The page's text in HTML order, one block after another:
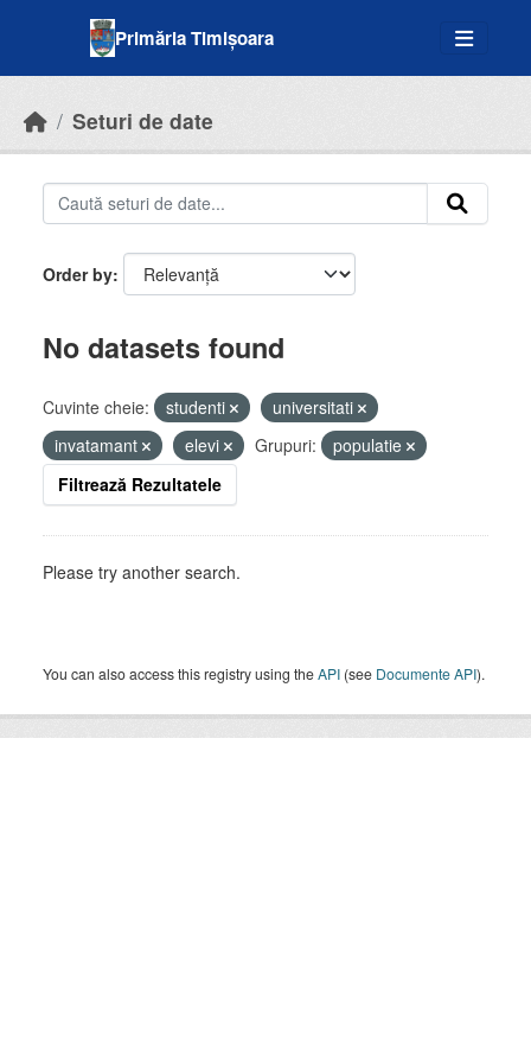
Primăria Timișoara
Seturi de date
Order by
No datasets found
Cuvinte cheie: studenti
universitati
invatamant
elevi Grupuri:
populatie
Filtrează Rezultatele
Please try another search.
You can also access this registry using theAPI (see Documente API).